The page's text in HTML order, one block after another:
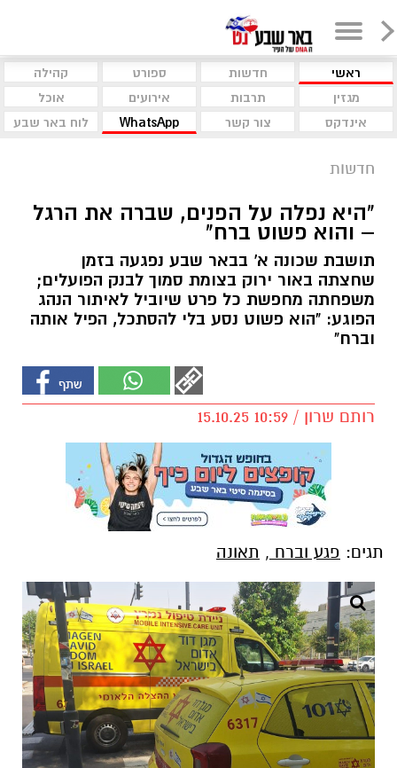
ראשי חדשות ספורט
קהילה
מגזין
תרבות אירועים
אוכל
אינדקס
צור קשר WhatsApp לוח באר שבע
חדשות
"היא נפלה על הפנים, שברה את הרגל
– והוא פשוט ברח"
תושבת שכונה א' בבאר שבע נפגעה בזמן
שחצתה באור ירוק בצומת סמוך לבנק הפועלים;
משפחתה מחפשת כל פרט שיוביל לאיתור הנהג
הפוגע: "הוא פשוט נסע בלי להסתכל, הפיל אותה
וברח"
רותם שרון / 10:59 15.10.25
תגים: פגע וברח , תאונה